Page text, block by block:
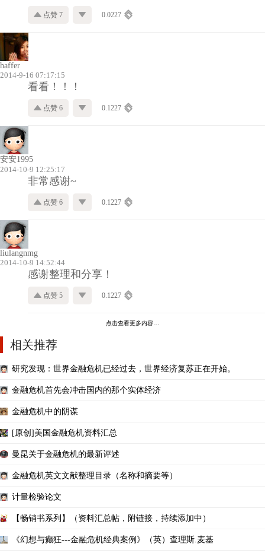
点赞 7 0.0227
haffer
2014-9-16 07:17:15
看看！！！
点赞 6 0.1227
安安1995
2014-10-9 12:25:17
非常感谢~
点赞 6 0.1227
liulangnmg
2014-10-9 14:52:44
感谢整理和分享！
点赞 5 0.1227
点击查看更多内容…
相关推荐
研究发现：世界金融危机已经过去，世界经济复苏正在开始。
金融危机首先会冲击国内的那个实体经济
金融危机中的阴谋
[原创]美国金融危机资料汇总
曼昆关于金融危机的最新评述
金融危机英文文献整理目录（名称和摘要等）
计量检验论文
【畅销书系列】（资料汇总帖，附链接，持续添加中）
《幻想与癫狂---金融危机经典案例》（英）查理斯.麦基